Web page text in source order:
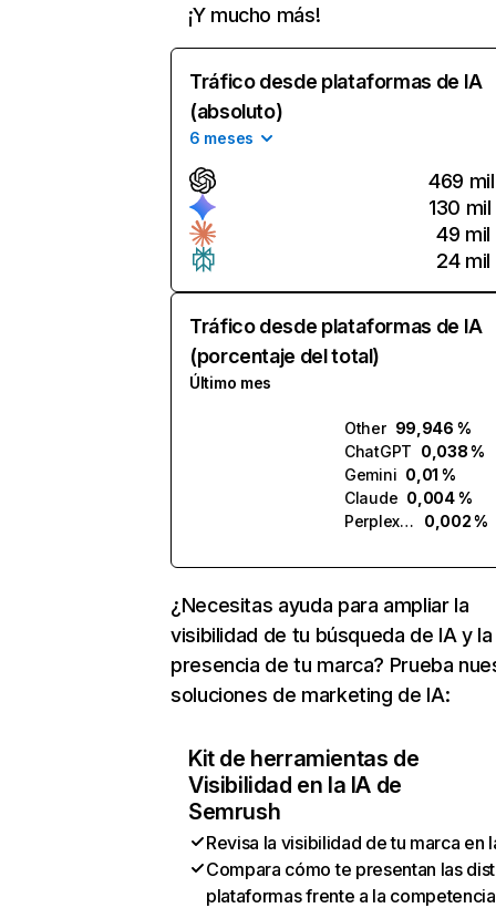
¡Y mucho más!
Tráfico desde plataformas de IA
(absoluto)
6 meses
469 mil
130 mil
49 mil
24 mil
Tráfico desde plataformas de IA
(porcentaje del total)
Último mes
Other 99,946 %
ChatGPT 0,038 %
Gemini 0,01 %
Claude 0,004 %
Perplexity
0,002 %
¿Necesitas ayuda para ampliar la
visibilidad de tu búsqueda de IA y la
presencia de tu marca? Prueba
soluciones de marketing de IA:
Kit de herramientas de
Visibilidad en la IA de
Semrush
Revisa la visibilidad de tu marca en
Compara cómo te presentan las
plataformas frente a la competencia